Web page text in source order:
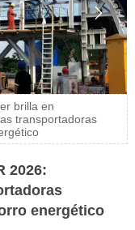

brilla en
transportadoras
2026:
energético